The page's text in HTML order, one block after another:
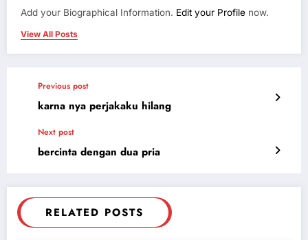
Add your Biographical Information. Edit your Profile now.
View All Posts
Previous post
karna nya perjakaku hilang
Next post
bercinta dengan dua pria
RELATED POSTS